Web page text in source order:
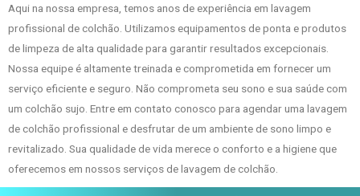
Aqui na nossa empresa, temos anos de experiência em lavagem
profissional de colchão. Utilizamos equipamentos de ponta e produtos
de limpeza de alta qualidade para garantir resultados excepcionais.
Nossa equipe é altamente treinada e comprometida em fornecer um
serviço eficiente e seguro. Não comprometa seu sono e sua saúde com
um colchão sujo. Entre em contato conosco para agendar uma lavagem
de colchão profissional e desfrutar de um ambiente de sono limpo e
revitalizado. Sua qualidade de vida merece o conforto e a higiene que
oferecemos em nossos serviços de lavagem de colchão.